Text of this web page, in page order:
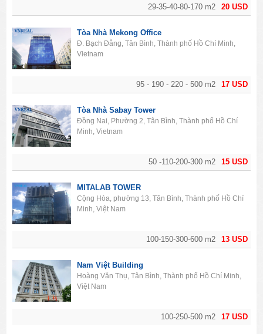
20 USD
29-35-40-80-170 m2
17 USD
95 - 190 - 220 - 500 m2
Tòa Nhà Mekong Office
Đ. Bạch Đằng, Tân Bình, Thành phố Hồ Chí Minh,
Vietnam
15 USD
50 -110-200-300 m2
Tòa Nhà Sabay Tower
Đồng Nai, Phường 2, Tân Bình, Thành phố Hồ Chí
Minh, Vietnam
13 USD
100-150-300-600 m2
MITALAB TOWER
Cộng Hòa, phường 13, Tân Bình, Thành phố Hồ Chí
Minh, Việt Nam
17 USD
100-250-500 m2
Nam Việt Building
Hoàng Văn Thụ, Tân Bình, Thành phố Hồ Chí Minh,
Việt Nam